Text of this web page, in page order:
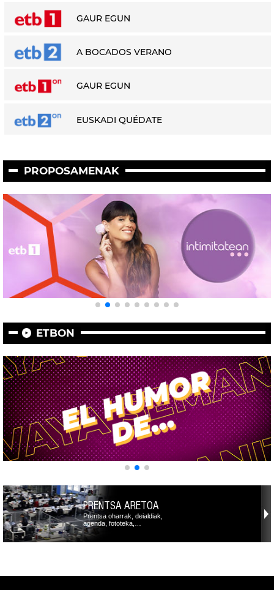
GAUR EGUN
A BOCADOS VERANO
GAUR EGUN
EUSKADI QUÉDATE
PROPOSAMENAK
ETBON
PRENTSA ARETOA
Prentsa oharrak, deialdiak,
agenda, fototeka,…